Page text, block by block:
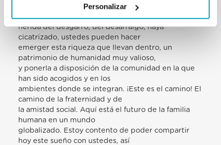
Personalizar
valores que ustedes llevan dentro, que pertenecen
a sus raíces. Una vez que la
herida del desgarro, del desarraigo, haya
cicatrizado, ustedes pueden hacer
emerger esta riqueza que llevan dentro, un
patrimonio de humanidad muy valioso,
y ponerla a disposición de la comunidad en la que
han sido acogidos y en los
ambientes donde se integran. ¡Este es el camino! El
camino de la fraternidad y de
la amistad social. Aquí está el futuro de la familia
humana en un mundo
globalizado. Estoy contento de poder compartir
hoy este sueño con ustedes, así